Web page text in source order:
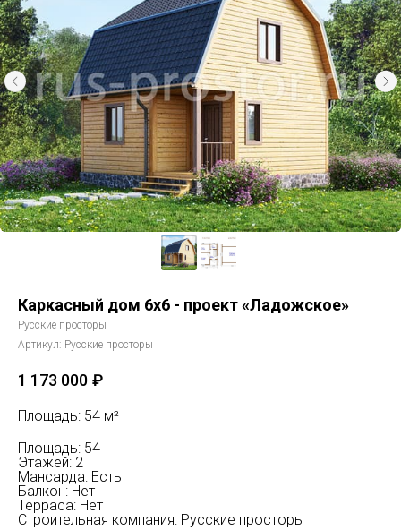
Каркасный дом 6х6 - проект «Ладожское»
Русские просторы
Артикул: Русские просторы
1 173 000 ₽
Площадь: 54 м²
Площадь: 54
Этажей: 2
Мансарда: Есть
Балкон: Нет
Терраса: Нет
Строительная компания: Русские просторы